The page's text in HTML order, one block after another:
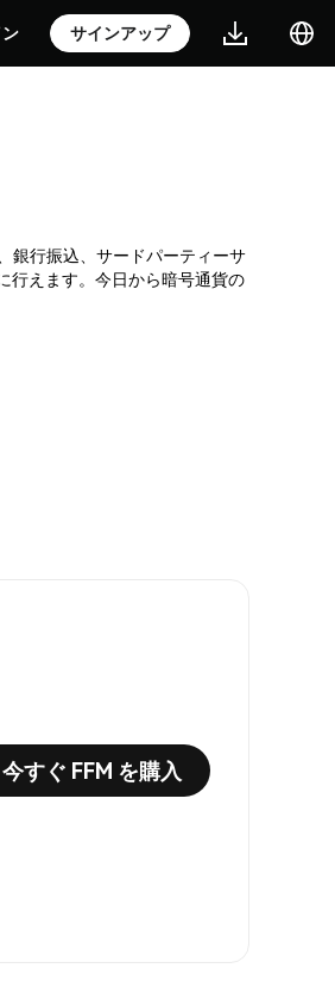
サインアップ
銀行振込、サードパーティーサ
行えます。今日から暗号通貨の
今すぐ FFM を購入